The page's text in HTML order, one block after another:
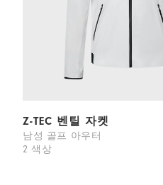
Z-TEC 벤틸 자켓
남성 골프 아우터
2 색상